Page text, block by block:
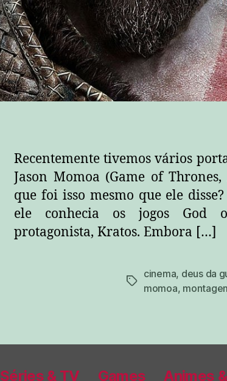
Recentemente tivemos vários
Jason Momoa (Game of
que foi isso mesmo que ele
ele conhecia os jogos
protagonista, Kratos. Embora […]
tags
cinema, deus da
momoa,
Séries & TV Games Animes